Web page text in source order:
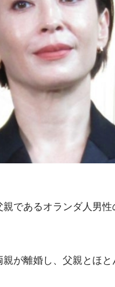
であるオランダ人男
が離婚し、父親とほ